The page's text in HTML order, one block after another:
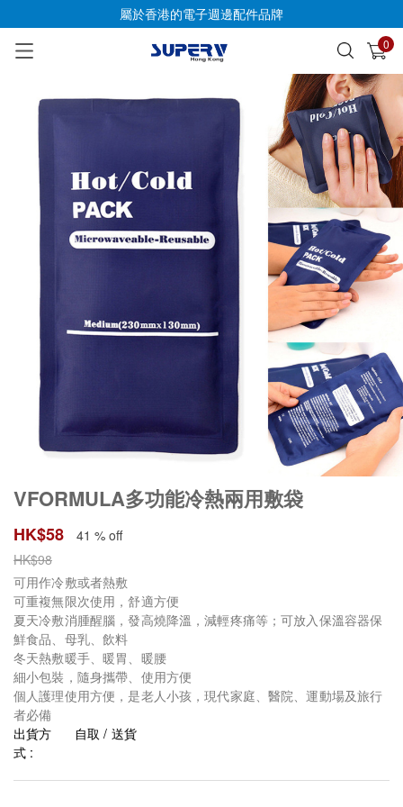
屬於香港的電子週邊配件品牌
0
已加入購物車 查看
VFORMULA多功能冷熱兩用敷袋
HK$58
41 % off
HK$98
可用作冷敷或者熱敷
可重複無限次使用，舒適方便
夏天冷敷消腫醒腦，發高燒降溫，減輕疼痛等；可放入保溫容器保
鮮食品、母乳、飲料
冬天熱敷暖手、暖胃、暖腰
細小包裝，隨身攜帶、使用方便
個人護理使用方便，是老人小孩，現代家庭、醫院、運動場及旅行
者必備
出貨方
式 :
自取 / 送貨